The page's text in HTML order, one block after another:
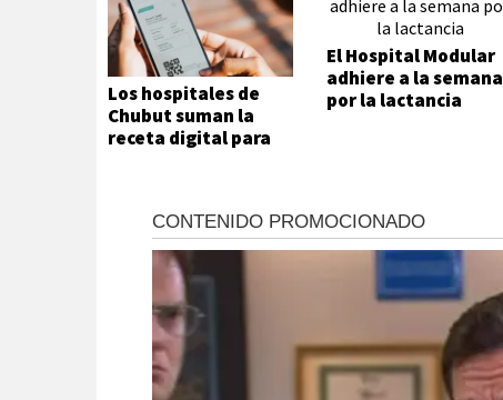
Los hospitales de
Chubut suman la
receta digital para
El Hospital Modular
adhiere a la semana
por la lactancia